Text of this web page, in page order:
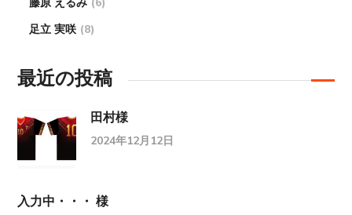
足立 実咲 (8)
最近の投稿
田村様
2024年12月12日
入力中・・・ 様